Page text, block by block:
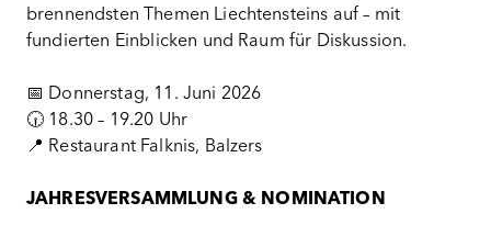
brennendsten Themen Liechtensteins auf – mit
fundierten Einblicken und Raum für Diskussion.
📅 Donnerstag, 11. Juni 2026
🕡 18.30 – 19.20 Uhr
📍 Restaurant Falknis, Balzers
JAHRESVERSAMMLUNG & NOMINATION